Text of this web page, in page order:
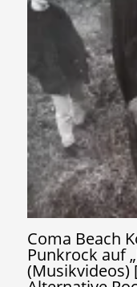
Coma Beach
Punkrock auf